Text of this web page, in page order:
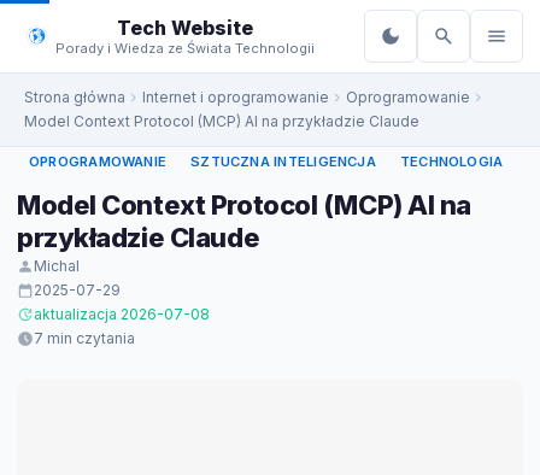
do
treści
Tech Website
Porady i Wiedza ze Świata Technologii
Strona główna Internet i oprogramowanie
Oprogramowanie
Model Context Protocol (MCP) AI na przykładzie Claude
OPROGRAMOWANIE SZTUCZNA INTELIGENCJA TECHNOLOGIA
Model Context Protocol (MCP) AI na
przykładzie Claude
Michal
2025-07-29
aktualizacja 2026-07-08
7 min czytania